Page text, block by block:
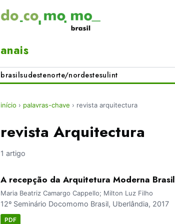
anais
brasilsudestenorte/nordestesulint
início › palavras-chave › revista arquitectura
revista Arquitectura
1 artigo
A recepção da Arquitetura Moderna
Maria Beatriz Camargo Cappello; Milton Luz Filho
12º Seminário Docomomo Brasil, Uberlândia, 2017
PDF